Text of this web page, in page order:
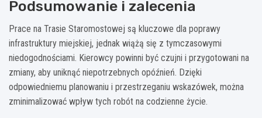
Podsumowanie i zalecenia
Prace na Trasie Staromostowej są kluczowe dla poprawy
infrastruktury miejskiej, jednak wiążą się z tymczasowymi
niedogodnościami. Kierowcy powinni być czujni i przygotowani na
zmiany, aby uniknąć niepotrzebnych opóźnień. Dzięki
odpowiedniemu planowaniu i przestrzeganiu wskazówek, można
zminimalizować wpływ tych robót na codzienne życie.